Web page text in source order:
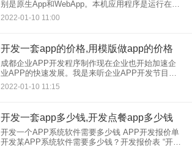
别是原生App和WebApp。本机应用程序是运行在操
作系统上的应用程序。这两个应用的开发语言是不
同的。这款原生应用在安卓端使用java语言，在ios
2022-01-10 11:00
开发一套app的价格,用模版做app的价格
成都企业APP开发程序制作现在企业也开始加速企
业APP的快速发展。我是来听企业APP开发节目制
作的流程的 1.app在制作和价格的理解过程。 使用
现成的模板进行修改，使用模板的工作量小。
2022-01-10 11:15
开发一套app多少钱,开发点餐app多少钱
开发一个APP系统软件需要多少钱 APP开发报价单
开发某APP系统软件需要多少钱？开发报价表 “开发